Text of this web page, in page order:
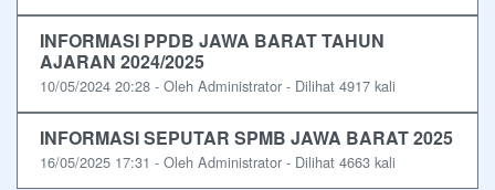
INFORMASI PPDB JAWA BARAT TAHUN
AJARAN 2024/2025
10/05/2024 20:28 - Oleh Administrator - Dilihat 4917 kali
INFORMASI SEPUTAR SPMB JAWA BARAT 2025
16/05/2025 17:31 - Oleh Administrator - Dilihat 4663 kali